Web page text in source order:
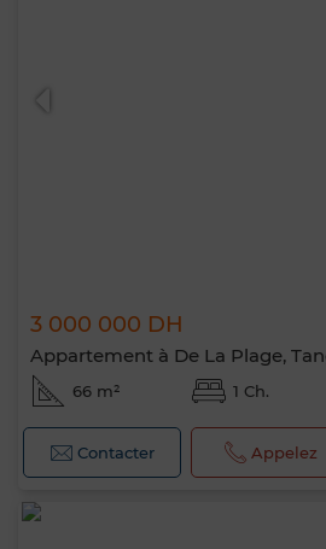
3 000 000 DH
Appartement à De La Plage,
66 m² 1 Ch.
Contacter Appelez